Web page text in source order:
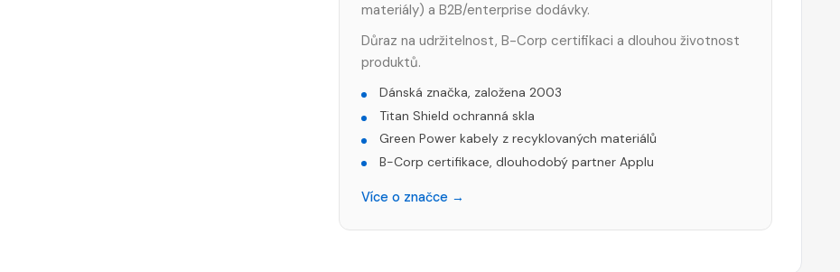
materiály) a B2B/enterprise dodávky.
Důraz na udržitelnost, B-Corp certifikaci a dlouhou životnost
produktů.
Dánská značka, založena 2003
Titan Shield ochranná skla
Green Power kabely z recyklovaných materiálů
B-Corp certifikace, dlouhodobý partner Applu
Více o značce →